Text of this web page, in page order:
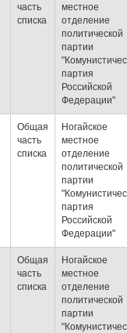
часть
списка
местное
отделение
политической
партии
партия
Российской
Федерации"
Общая
часть
списка
Ногайское
местное
отделение
политической
партии
партия
Российской
Федерации"
Общая
часть
списка
Ногайское
местное
отделение
политической
партии